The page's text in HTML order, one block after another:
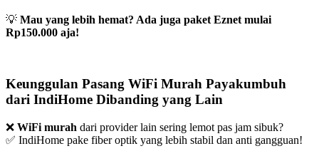
💡 Mau yang lebih hemat? Ada juga paket Eznet mulai
Rp150.000 aja!
Keunggulan Pasang WiFi Murah Payakumbuh
dari IndiHome Dibanding yang Lain
❌ WiFi murah dari provider lain sering lemot pas jam sibuk?
✅ IndiHome pake fiber optik yang lebih stabil dan anti gangguan!